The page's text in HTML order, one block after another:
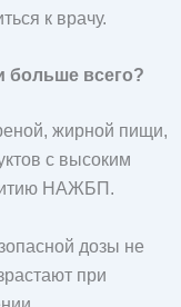
к врачу.
больше всего?
жирной пищи,
с высоким
НАЖБП.
дозы не
при